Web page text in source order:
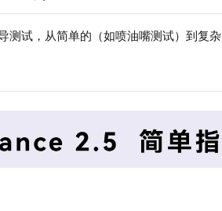
试，从简单的（如喷油嘴测试）到复